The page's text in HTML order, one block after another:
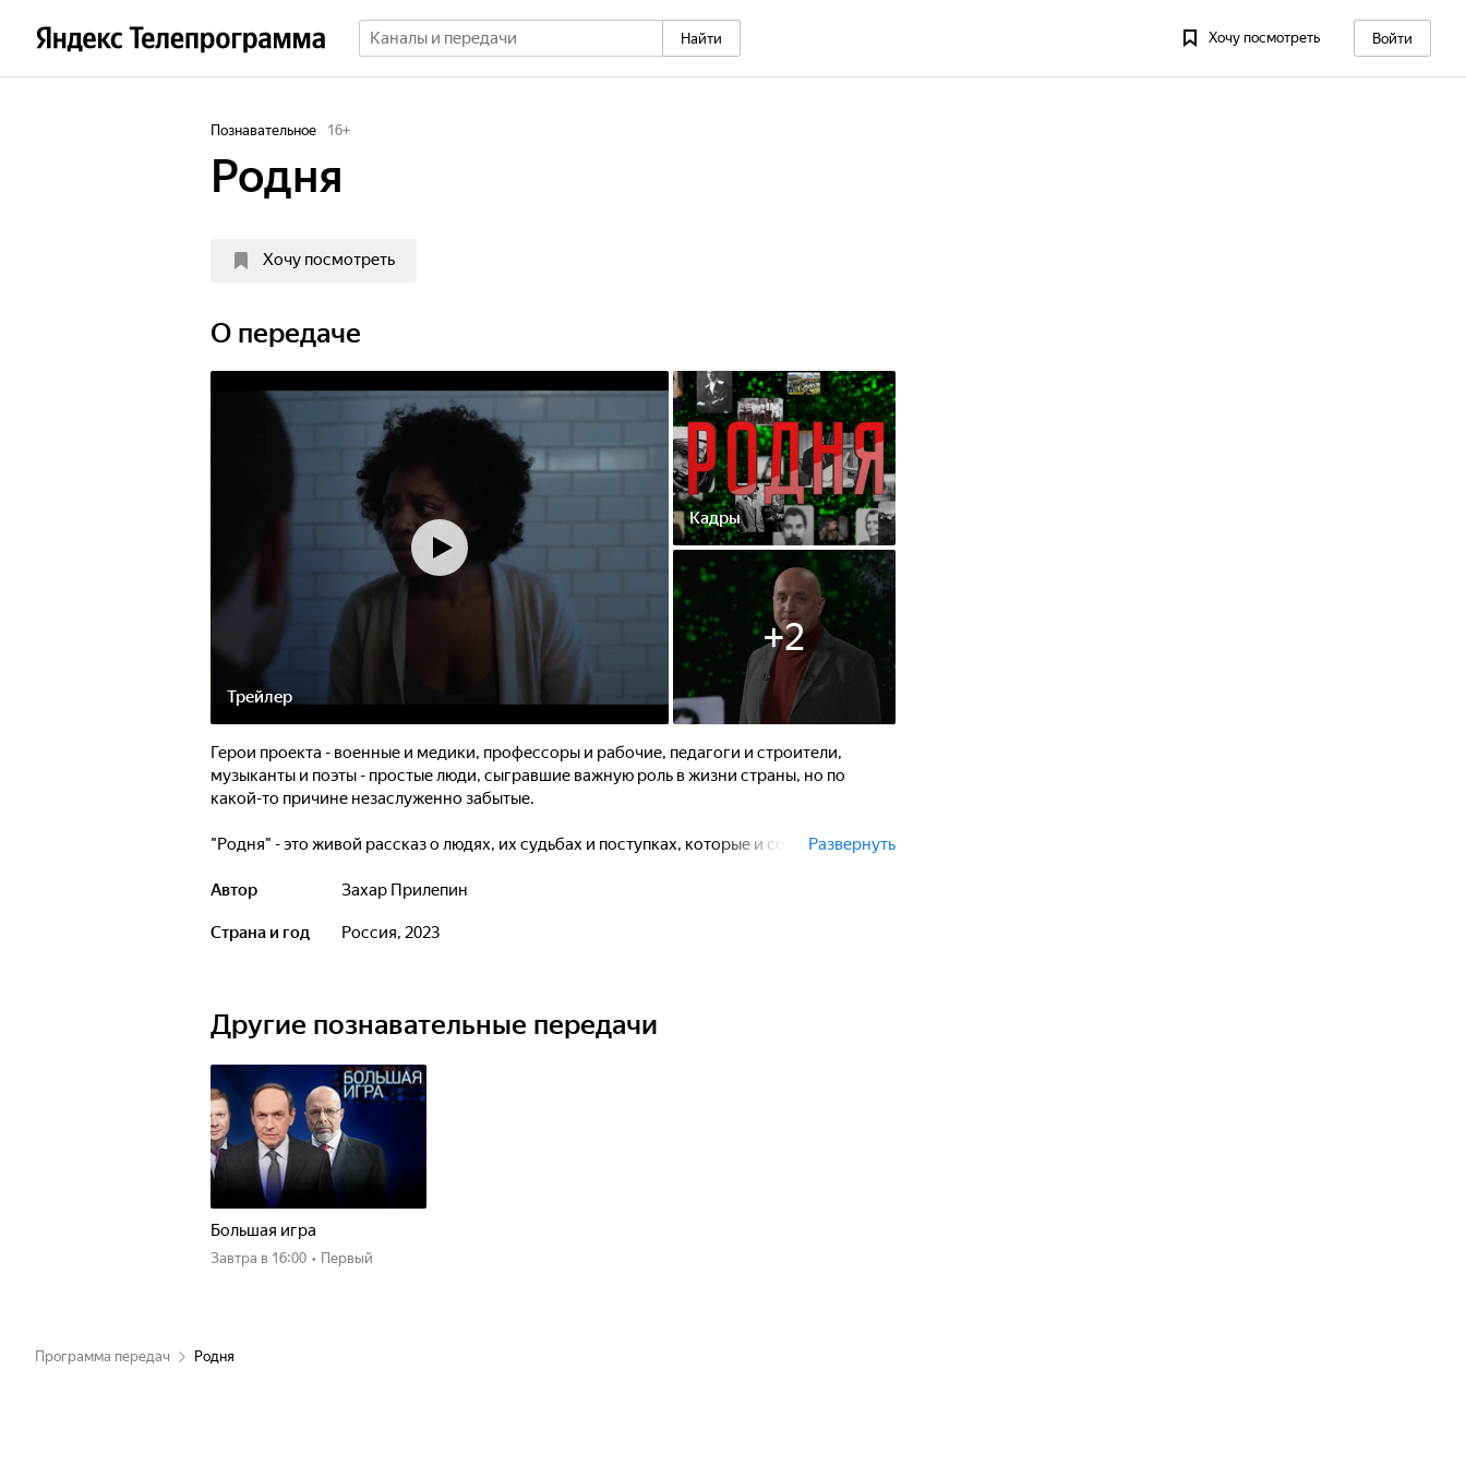
Найти Хочу посмотреть Войти
Познавательное 16+
Родня
Хочу посмотреть
О передаче
Трейлер
Кадры
+2
Герои проекта - военные и медики, профессоры и рабочие, педагоги и строители,
музыканты и поэты - простые люди, сыгравшие важную роль в жизни страны, но по
какой-то причине незаслуженно забытые.
"Родня" - это живой рассказ о людях, их судьбах и поступках, которые и создали наш
Развернуть
Автор Захар Прилепин
Страна и год Россия, 2023
Другие познавательные передачи
Большая игра
Завтра в 16:00 • Первый
Программа передач Родня